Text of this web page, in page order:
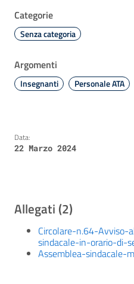
Categorie
Senza categoria
Argomenti
Insegnanti Personale ATA
Data:
22 Marzo 2024
Allegati (2)
Circolare-n.64-Avviso-
sindacale-in-orario-di-
Assemblea-sindacale-